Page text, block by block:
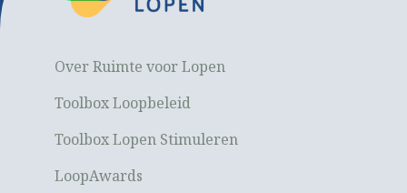
Over Ruimte voor Lopen
Toolbox Loopbeleid
Toolbox Lopen Stimuleren
LoopAwards